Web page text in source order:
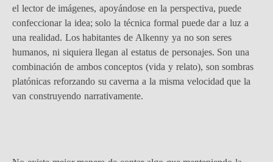
el lector de imágenes, apoyándose en la perspectiva, puede
confeccionar la idea; solo la técnica formal puede dar a luz a
una realidad. Los habitantes de Alkenny ya no son seres
humanos, ni siquiera llegan al estatus de personajes. Son una
combinación de ambos conceptos (vida y relato), son sombras
platónicas reforzando su caverna a la misma velocidad que la
van construyendo narrativamente.